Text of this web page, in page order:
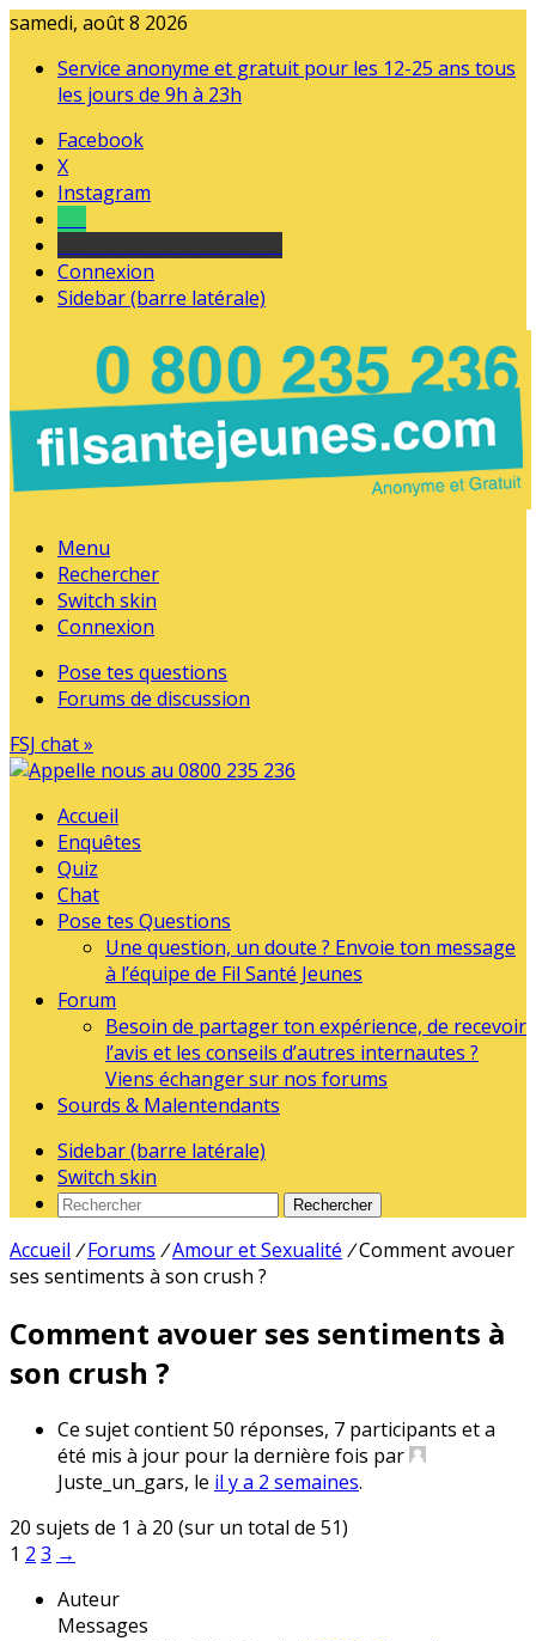
samedi, août 8 2026
Service anonyme et gratuit pour les 12-25 ans tous
les jours de 9h à 23h
Facebook
X
Instagram
Connexion
Sidebar (barre latérale)
Menu
Rechercher
Switch skin
Connexion
Pose tes questions
Forums de discussion
FSJ chat »
Accueil
Enquêtes
Quiz
Chat
Pose tes Questions
Une question, un doute ? Envoie ton message
à l’équipe de Fil Santé Jeunes
Forum
Besoin de partager ton expérience, de recevoir
l’avis et les conseils d’autres internautes ?
Viens échanger sur nos forums
Sourds & Malentendants
Sidebar (barre latérale)
Switch skin
Rechercher
Accueil / Forums /Amour et Sexualité /Comment avouer
ses sentiments à son crush ?
Comment avouer ses sentiments à
son crush ?
Ce sujet contient 50 réponses, 7 participants et a
été mis à jour pour la dernière fois par
Juste_un_gars, le il y a 2 semaines.
20 sujets de 1 à 20 (sur un total de 51)
1 2 3 →
Auteur
Messages